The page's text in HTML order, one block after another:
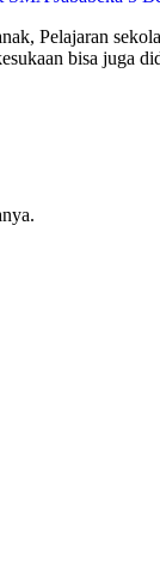
Pelajaran
bisa